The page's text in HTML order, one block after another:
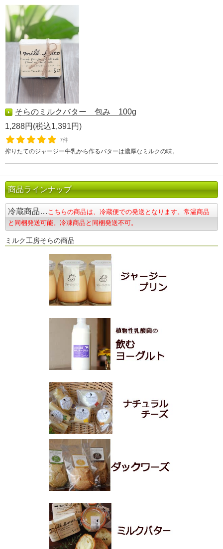
そらのミルクバター 包み 100g
1,288円(税込1,391円)
7件
搾りたてのジャージー牛乳から作るバターは濃厚なミルクの味。
商品ラインナップ
冷蔵商品… こちらの商品は、冷蔵便での発送となります。常温商品
と同梱発送可能。冷凍商品と同梱発送不可。
ミルク工房そらの商品